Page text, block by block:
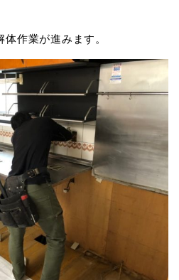
作業が進みます。